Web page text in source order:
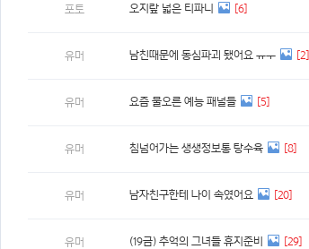
포토 오지랖 넓은 티파니 [6]
유머 남친때문에 동심파괴 됐어요 ㅠㅜ [2]
유머 요즘 물오른 예능 패널들 [5]
유머 침넘어가는 생생정보통 탕수육 [8]
유머 남자친구한테 나이 속였어요 [20]
유머 (19금) 추억의 그녀들 휴지준비 [29]